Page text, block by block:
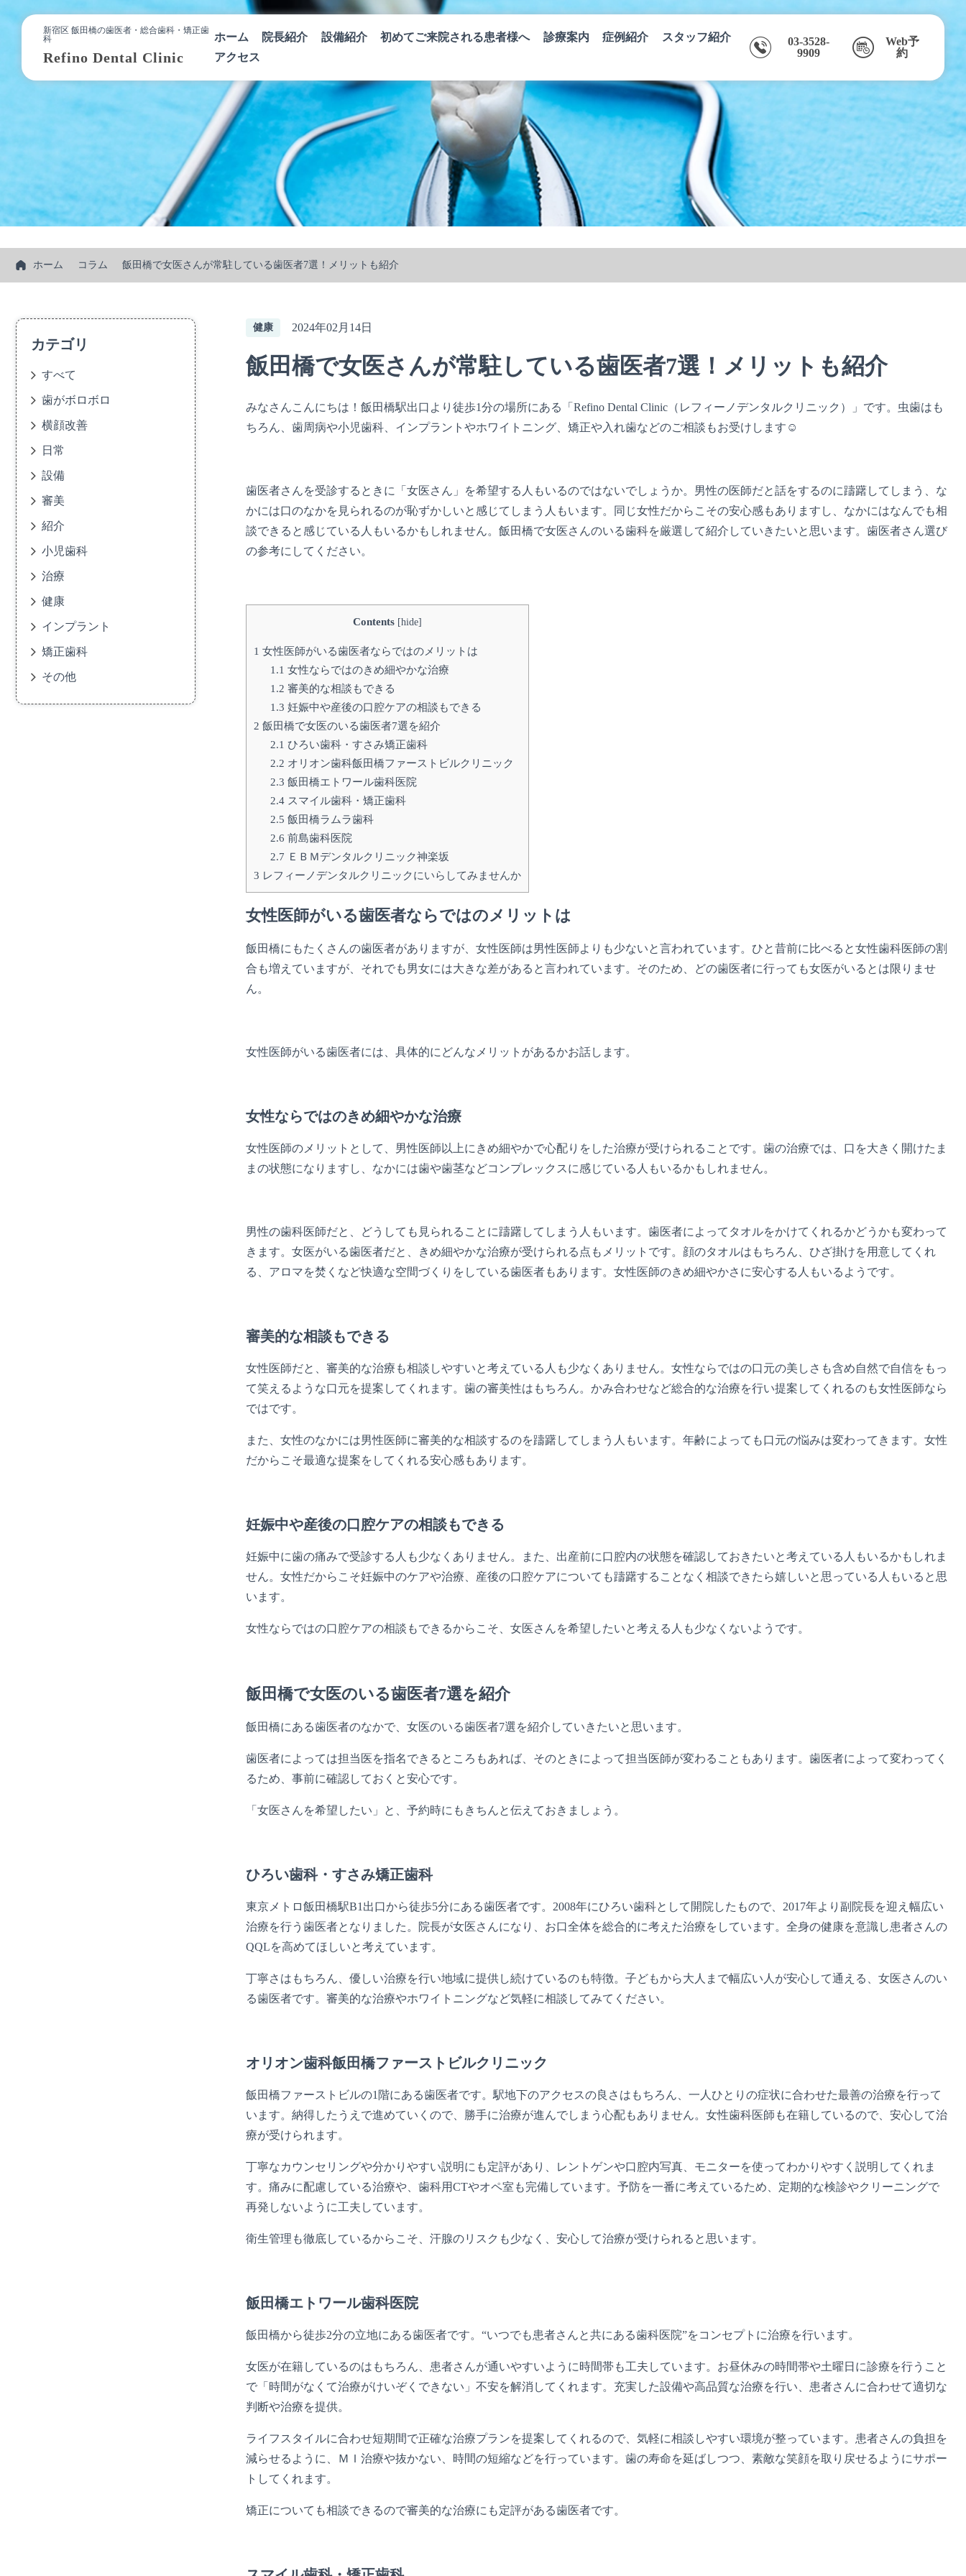
新宿区 飯田橋の歯医者・総合歯科・矯正歯
科
Refino Dental Clinic
ホーム 院長紹介 設備紹介 初めてご来院される患者様へ 診療案内 症例紹介
スタッフ紹介
アクセス
03-3528-
9909
Web予
約
ホーム コラム 飯田橋で女医さんが常駐している歯医者7選！メリットも紹介
健康 2024年02月14日
飯田橋で女医さんが常駐している歯医者7選！メリットも紹介
みなさんこんにちは！飯田橋駅出口より徒歩1分の場所にある「Refino Dental Clinic（レフィーノデンタルクリニック）」です。虫歯はも
ちろん、歯周病や小児歯科、インプラントやホワイトニング、矯正や入れ歯などのご相談もお受けします☺
歯医者さんを受診するときに「女医さん」を希望する人もいるのではないでしょうか。男性の医師だと話をするのに躊躇してしまう、な
かには口のなかを見られるのが恥ずかしいと感じてしまう人もいます。同じ女性だからこその安心感もありますし、なかにはなんでも相
談できると感じている人もいるかもしれません。飯田橋で女医さんのいる歯科を厳選して紹介していきたいと思います。歯医者さん選び
の参考にしてください。
Contents [hide]
1 女性医師がいる歯医者ならではのメリットは
1.1 女性ならではのきめ細やかな治療
1.2 審美的な相談もできる
1.3 妊娠中や産後の口腔ケアの相談もできる
2 飯田橋で女医のいる歯医者7選を紹介
2.1 ひろい歯科・すさみ矯正歯科
2.2 オリオン歯科飯田橋ファーストビルクリニック
2.3 飯田橋エトワール歯科医院
2.4スマイル歯科・矯正歯科
2.5 飯田橋ラムラ歯科
2.6 前島歯科医院
2.7 ＥＢＭデンタルクリニック神楽坂
3 レフィーノデンタルクリニックにいらしてみませんか
女性医師がいる歯医者ならではのメリットは
飯田橋にもたくさんの歯医者がありますが、女性医師は男性医師よりも少ないと言われています。ひと昔前に比べると女性歯科医師の割
合も増えていますが、それでも男女には大きな差があると言われています。そのため、どの歯医者に行っても女医がいるとは限りませ
ん。
女性医師がいる歯医者には、具体的にどんなメリットがあるかお話します。
女性ならではのきめ細やかな治療
女性医師のメリットとして、男性医師以上にきめ細やかで心配りをした治療が受けられることです。歯の治療では、口を大きく開けたま
まの状態になりますし、なかには歯や歯茎などコンプレックスに感じている人もいるかもしれません。
男性の歯科医師だと、どうしても見られることに躊躇してしまう人もいます。歯医者によってタオルをかけてくれるかどうかも変わって
きます。女医がいる歯医者だと、きめ細やかな治療が受けられる点もメリットです。顔のタオルはもちろん、ひざ掛けを用意してくれ
る、アロマを焚くなど快適な空間づくりをしている歯医者もあります。女性医師のきめ細やかさに安心する人もいるようです。
審美的な相談もできる
女性医師だと、審美的な治療も相談しやすいと考えている人も少なくありません。女性ならではの口元の美しさも含め自然で自信をもっ
て笑えるような口元を提案してくれます。歯の審美性はもちろん。かみ合わせなど総合的な治療を行い提案してくれるのも女性医師なら
ではです。
また、女性のなかには男性医師に審美的な相談するのを躊躇してしまう人もいます。年齢によっても口元の悩みは変わってきます。女性
だからこそ最適な提案をしてくれる安心感もあります。
妊娠中や産後の口腔ケアの相談もできる
妊娠中に歯の痛みで受診する人も少なくありません。また、出産前に口腔内の状態を確認しておきたいと考えている人もいるかもしれま
せん。女性だからこそ妊娠中のケアや治療、産後の口腔ケアについても躊躇することなく相談できたら嬉しいと思っている人もいると思
います。
女性ならではの口腔ケアの相談もできるからこそ、女医さんを希望したいと考える人も少なくないようです。
飯田橋で女医のいる歯医者7選を紹介
飯田橋にある歯医者のなかで、女医のいる歯医者7選を紹介していきたいと思います。
歯医者によっては担当医を指名できるところもあれば、そのときによって担当医師が変わることもあります。歯医者によって変わってく
るため、事前に確認しておくと安心です。
「女医さんを希望したい」と、予約時にもきちんと伝えておきましょう。
ひろい歯科・すさみ矯正歯科
東京メトロ飯田橋駅B1出口から徒歩5分にある歯医者です。2008年にひろい歯科として開院したもので、2017年より副院長を迎え幅広い
治療を行う歯医者となりました。院長が女医さんになり、お口全体を総合的に考えた治療をしています。全身の健康を意識し患者さんの
QQLを高めてほしいと考えています。
丁寧さはもちろん、優しい治療を行い地域に提供し続けているのも特徴。子どもから大人まで幅広い人が安心して通える、女医さんのい
る歯医者です。審美的な治療やホワイトニングなど気軽に相談してみてください。
オリオン歯科飯田橋ファーストビルクリニック
飯田橋ファーストビルの1階にある歯医者です。駅地下のアクセスの良さはもちろん、一人ひとりの症状に合わせた最善の治療を行って
います。納得したうえで進めていくので、勝手に治療が進んでしまう心配もありません。女性歯科医師も在籍しているので、安心して治
療が受けられます。
丁寧なカウンセリングや分かりやすい説明にも定評があり、レントゲンや口腔内写真、モニターを使ってわかりやすく説明してくれま
す。痛みに配慮している治療や、歯科用CTやオペ室も完備しています。予防を一番に考えているため、定期的な検診やクリーニングで
再発しないように工夫しています。
衛生管理も徹底しているからこそ、汗腺のリスクも少なく、安心して治療が受けられると思います。
飯田橋エトワール歯科医院
飯田橋から徒歩2分の立地にある歯医者です。“いつでも患者さんと共にある歯科医院”をコンセプトに治療を行います。
女医が在籍しているのはもちろん、患者さんが通いやすいように時間帯も工夫しています。お昼休みの時間帯や土曜日に診療を行うこと
で「時間がなくて治療がけいぞくできない」不安を解消してくれます。充実した設備や高品質な治療を行い、患者さんに合わせて適切な
判断や治療を提供。
ライフスタイルに合わせ短期間で正確な治療プランを提案してくれるので、気軽に相談しやすい環境が整っています。患者さんの負担を
減らせるように、ＭＩ治療や抜かない、時間の短縮などを行っています。歯の寿命を延ばしつつ、素敵な笑顔を取り戻せるようにサポー
トしてくれます。
矯正についても相談できるので審美的な治療にも定評がある歯医者です。
カテゴリ
すべて
歯がボロボロ
横顔改善
日常
設備
審美
紹介
小児歯科
治療
健康
インプラント
矯正歯科
その他